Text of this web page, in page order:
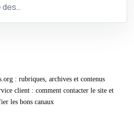
des…
: rubriques, archives et contenus
client : comment contacter le site et
les bons canaux